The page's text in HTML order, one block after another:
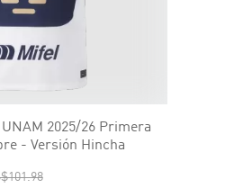
2025/26 Primera
- Versión Hincha